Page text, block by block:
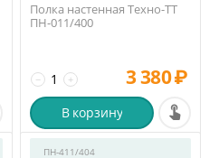
Полка настенная Техно-ТТ
ПН-011/400
+
− 3 380₽
В корзину
ПН-411/404